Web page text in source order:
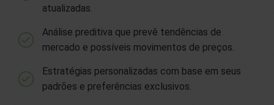
atualizadas.
Análise preditiva que prevê tendências de
mercado e possíveis movimentos de preços.
Estratégias personalizadas com base em seus
padrões e preferências exclusivos.